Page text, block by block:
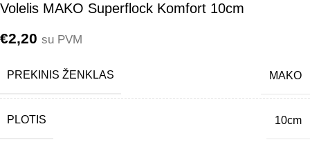
Volelis MAKO Superflock Komfort 10cm
€2,20 su PVM
PREKINIS ŽENKLAS MAKO
PLOTIS 10cm